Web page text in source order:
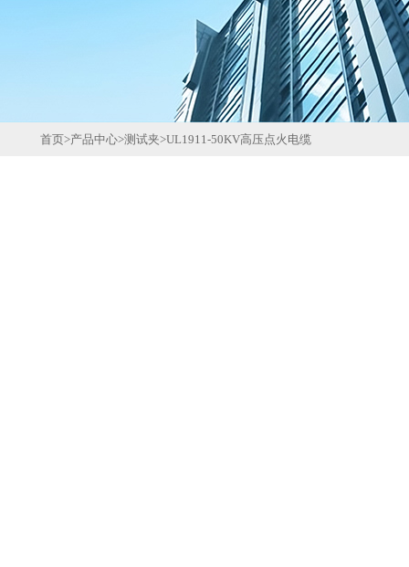
首页>产品中心>测试夹>UL1911-50KV高压点火电缆